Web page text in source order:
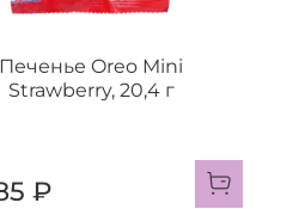
Печенье Oreo Mini
Strawberry, 20,4 г
₽